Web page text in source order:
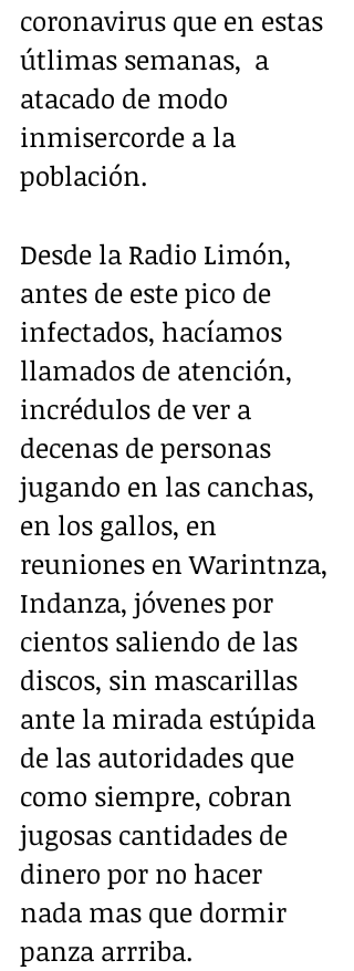
coronavirus que en estas
útlimas semanas,  a
atacado de modo
inmisercorde a la
población.
Desde la Radio Limón,
antes de este pico de
infectados, hacíamos
llamados de atención,
incrédulos de ver a
decenas de personas
jugando en las canchas,
en los gallos, en
reuniones en Warintnza,
Indanza, jóvenes por
cientos saliendo de las
discos, sin mascarillas
ante la mirada estúpida
de las autoridades que
como siempre, cobran
jugosas cantidades de
dinero por no hacer
nada mas que dormir
panza arrriba.